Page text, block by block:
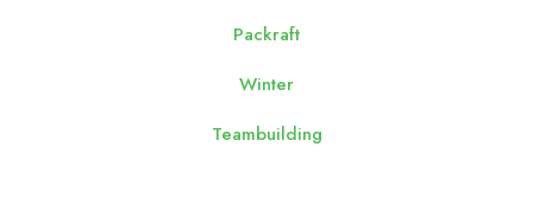
Packraft
Winter
Teambuilding